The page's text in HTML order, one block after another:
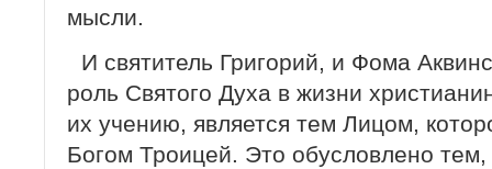
мысли.
И святитель Григорий, и Фома
роль Святого Духа в жизни
их учению, является тем Лицом,
Богом Троицей. Это обусловлено